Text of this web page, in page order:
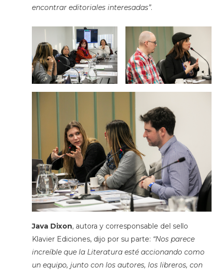
encontrar editoriales interesadas”.
Java Dixon, autora y corresponsable del sello
Klavier Ediciones, dijo por su parte: “Nos parece
increíble que la Literatura esté accionando como
un equipo, junto con los autores, los libreros, con